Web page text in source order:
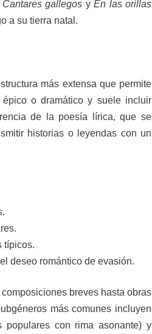
Cantares gallegos yEn las orillas
a su tierra natal.
más extensa que permite
o dramático y suele incluir
de la poesía lírica, que se
historias o leyendas con un
típicos.
deseo romántico de evasión.
breves hasta obras
más comunes incluyen
populares con rima asonante) y